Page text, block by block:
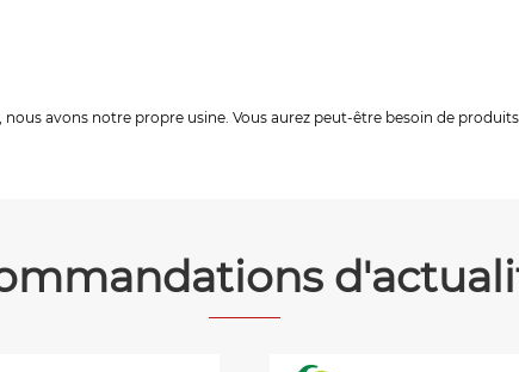
avons notre propre usine. Vous aurez peut-être besoin de